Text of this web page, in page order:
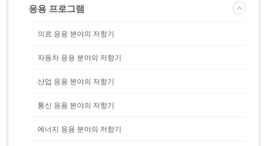
응용 프로그램
의료 응용 분야의 저항기
자동차 응용 분야의 저항기
산업 응용 분야의 저항기
통신 응용 분야의 저항기
에너지 응용 분야의 저항기